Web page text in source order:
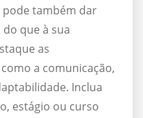
pode também dar
que à sua
as
a comunicação,
Inclua
estágio ou curso